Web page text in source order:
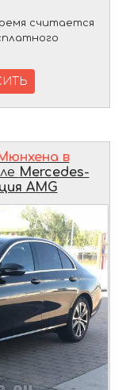
считается
в
Mercedes-
AMG